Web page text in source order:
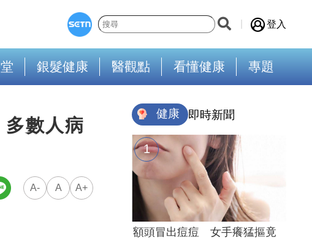
登入
銀髮健康 醫觀點 看懂健康 專題
數人病
A- A A+
健康 即時新聞
額頭冒出痘痘 女手癢猛摳竟